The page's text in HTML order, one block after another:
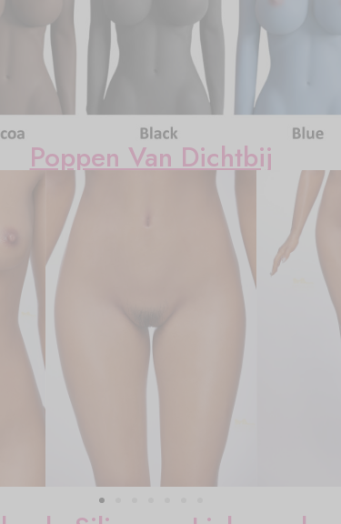
Poppen Van Dichtbij